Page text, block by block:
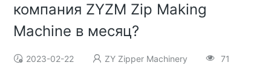
компания ZYZM Zip Making
Machine в месяц?
2023-02-22 ZY Zipper Machinery 71